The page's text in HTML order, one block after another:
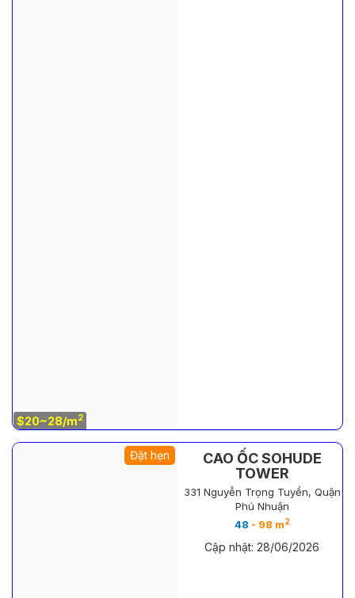
$20~28/m2
Đặt hẹn
CAO ỐC SOHUDE
TOWER
331 Nguyễn Trọng Tuyển, Quận
Phú Nhuận
48 - 98 m2
Cập nhật: 28/06/2026